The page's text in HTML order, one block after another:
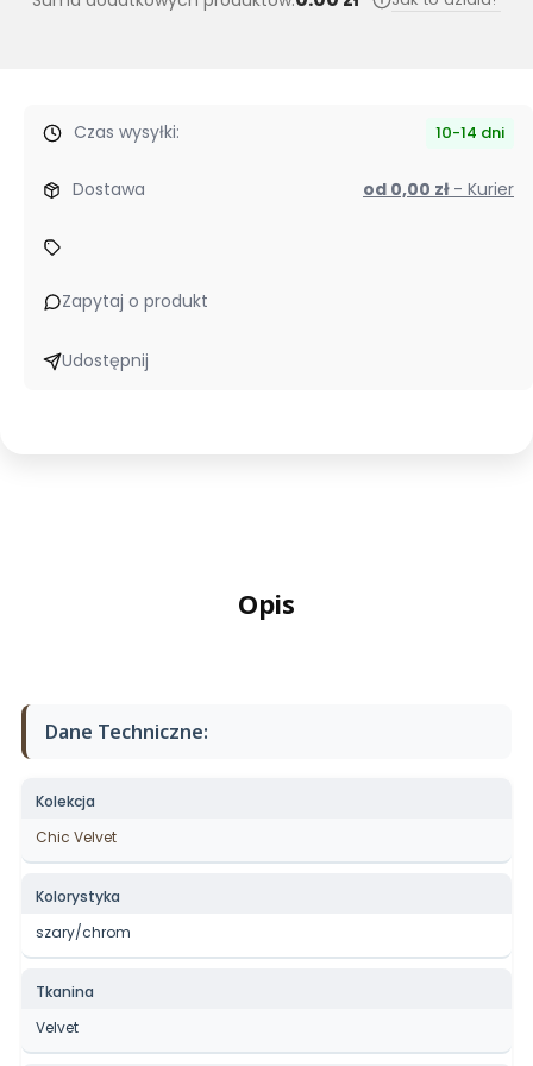
Czas wysyłki: 10-14 dni
Dostawa od 0,00 zł - Kurier
Zapytaj o produkt
Udostępnij
Opis
Dane Techniczne:
Kolekcja
Chic Velvet
Kolorystyka
szary/chrom
Tkanina
Velvet